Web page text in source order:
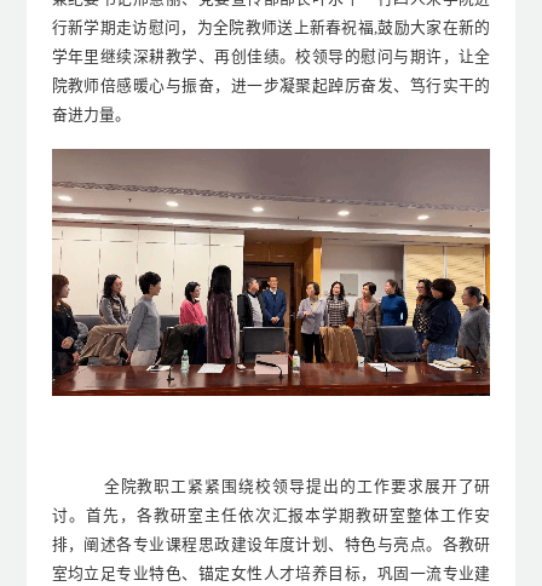
行新学期走访慰问，为全院教师送上新春祝福,鼓励大家在新的
学年里继续深耕教学、再创佳绩。校领导的慰问与期许，让全
院教师倍感暖心与振奋，进一步凝聚起踔厉奋发、笃行实干的
奋进力量。
全院教职工紧紧 围绕校领导提出的工作要求 展开了研
讨。首先 ，各教研室主任依次汇报本学期教研室整体工作安
排，阐述各专业课程思政建设年度计划、特色与亮点。各教研
室均立足专业特色、锚定女性人才培养目标，巩固一流专业建